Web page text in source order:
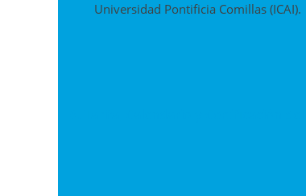
Universidad Pontificia Comillas (ICAI).